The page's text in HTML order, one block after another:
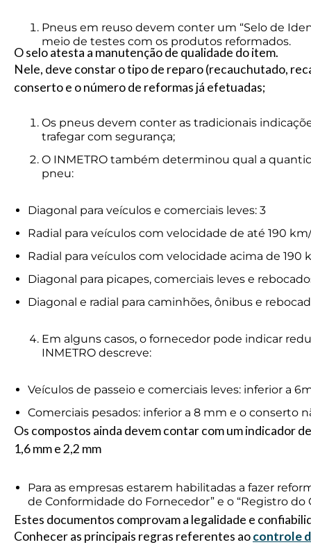
Pneus em reuso devem conter um “Selo de
meio de testes com os produtos reformados.
O selo atesta a manutenção de qualidade do item.
Nele, deve constar o tipo de reparo (recauchutado,
conserto e o número de reformas já efetuadas;
Os pneus devem conter as tradicionais
trafegar com segurança;
O INMETRO também determinou qual a
pneu:
Diagonal para veículos e comerciais leves: 3
Radial para veículos com velocidade de até 190
Radial para veículos com velocidade acima de 190
Diagonal para picapes, comerciais leves e
Diagonal e radial para caminhões, ônibus e
Em alguns casos, o fornecedor pode indicar
INMETRO descreve:
Veículos de passeio e comerciais leves: inferior a
Comerciais pesados: inferior a 8 mm e o conserto
Os compostos ainda devem contar com um indicador
1,6 mm e 2,2 mm
Para as empresas estarem habilitadas a fazer
de Conformidade do Fornecedor” e o “Registro do
Estes documentos comprovam a legalidade e
Conhecer as principais regras referentes aocontrole